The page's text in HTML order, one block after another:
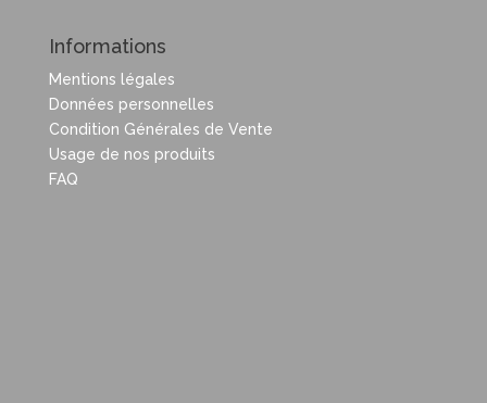
Informations
Mentions légales
Données personnelles
Condition Générales de Vente
Usage de nos produits
FAQ